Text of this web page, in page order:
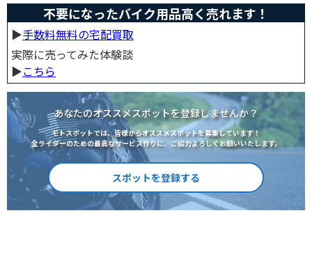
不要になったバイク用品高く売れます！
▶︎手数料無料の宅配買取
実際に売ってみた体験談
▶︎こちら
あなたのオススメスポットを登録しませんか？
モトスポットでは、皆様からオススメスポットを募集しています！
全ライダーのための最高なサービス作りに、ご協力よろしくお願いいたします。
スポットを登録する